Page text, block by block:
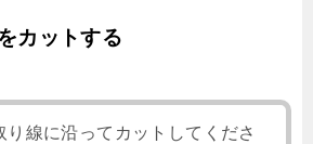
カットする
り線に沿ってカットしてくださ